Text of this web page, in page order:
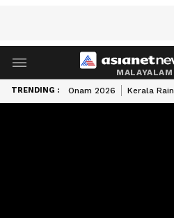
MALAYALAM
TRENDING : Onam 2026 Kerala Rain